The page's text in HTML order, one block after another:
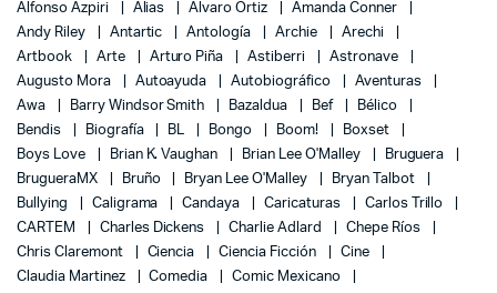
Alfonso Azpiri
Alias Alvaro Ortiz
Amanda Conner
Andy Riley
Antartic Antología Archie
Arechi
Artbook
Arte Arturo Piña Astiberri
Astronave
Augusto Mora
Autoayuda Autobiográfico
Aventuras
Awa
Barry Windsor Smith Bazaldua Bef
Bélico
Bendis
Biografía BL Bongo Boom!
Boxset
Boys Love
Brian K. Vaughan Brian Lee O'Malley
Bruguera
BrugueraMX
Bruño Bryan Lee O'Malley
Bryan Talbot
Bullying
Caligrama Candaya Caricaturas
Carlos Trillo
CARTEM
Charles Dickens Charlie Adlard
Chepe Ríos
Chris Claremont
Ciencia Ciencia Ficción
Cine
Claudia Martinez
Comedia
Comic Mexicano